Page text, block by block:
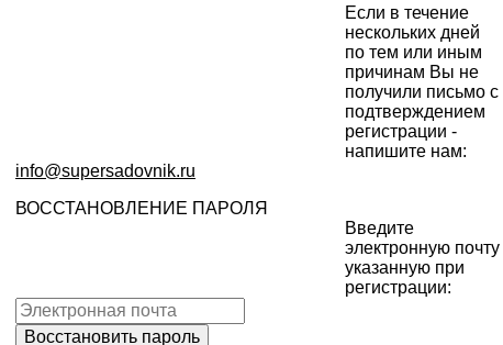
Если в течение
нескольких дней
по тем или иным
причинам Вы не
получили письмо с
подтверждением
регистрации -
напишите нам:
info@supersadovnik.ru
ВОССТАНОВЛЕНИЕ ПАРОЛЯ
Введите
электронную почту
указанную при
регистрации: